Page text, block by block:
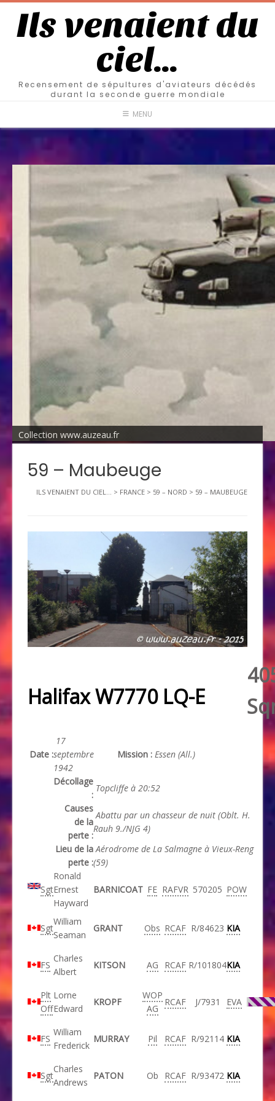
Ils venaient du
ciel…
Recensement de sépultures d'aviateurs décédés
durant la seconde guerre mondiale
MENU
Collection www.auzeau.fr
59 – Maubeuge
ILS VENAIENT DU CIEL... > FRANCE > 59 – NORD > 59 – MAUBEUGE
Halifax W7770 LQ-E
Date :
17
septembre
1942
Mission : Essen (All.)
Décollage
:
Topcliffe à 20:52
Causes
de la
perte :
Abattu par un chasseur de nuit (Oblt. H.
Rauh 9./NJG 4)
Lieu de la
perte :
Aérodrome de La Salmagne à Vieux-Reng
(59)
Sgt
Ronald
Ernest
Hayward
BARNICOAT FE RAFVR 570205 POW
Sgt
William
Seaman
GRANT Obs RCAF R/84623 KIA
FS
Charles
Albert
KITSON AG RCAF R/101804KIA
Plt
Off
Lorne
Edward
KROPF
WOP
AG
RCAF J/7931 EVA
FS
William
Frederick
MURRAY Pil RCAF R/92114 KIA
Sgt
Charles
Andrews
PATON Ob RCAF R/93472 KIA